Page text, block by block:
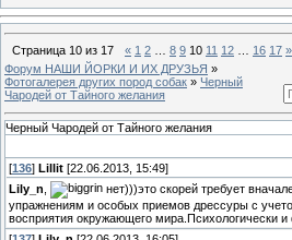
Страница 10 из 17 « 1 2 8 9 10 11 12 16 17 »
Форум НАШИ ЙОРКИ И ИХ ДРУЗЬЯ »
Фотогалерея других пород собак » Черный
Чародей от Тайного желания
Черный Чародей от Тайного желания
[136] Lillit [22.06.2013, 15:49]
Lily_n
нет)))это скорей требует
упражнениям и особых приемов дрессуры с
восприятия окружающего мира.Психологически